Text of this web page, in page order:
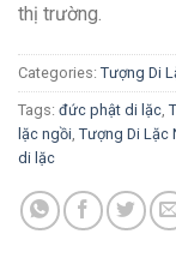
thị trường.
Categories: Tượng Di
Tags: đức phật di lặc
lặc ngồi Tượng Di Lặc
di lặc